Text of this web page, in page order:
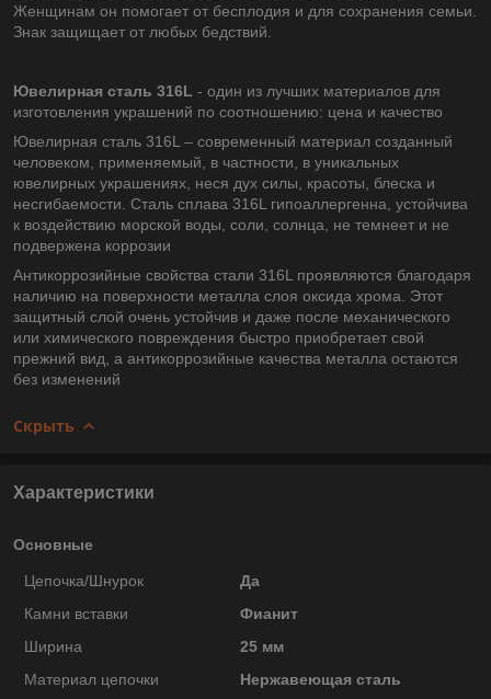
Женщинам он помогает от бесплодия и для сохранения семьи.
Знак защищает от любых бедствий.
Ювелирная сталь 316L - один из лучших материалов для
изготовления украшений по соотношению: цена и качество
Ювелирная сталь 316L – современный материал созданный
человеком, применяемый, в частности, в уникальных
ювелирных украшениях, неся дух силы, красоты, блеска и
несгибаемости. Сталь сплава 316L гипоаллергенна, устойчива
к воздействию морской воды, соли, солнца, не темнеет и не
подвержена коррозии
Антикоррозийные свойства стали 316L проявляются благодаря
наличию на поверхности металла слоя оксида хрома. Этот
защитный слой очень устойчив и даже после механического
или химического повреждения быстро приобретает свой
прежний вид, а антикоррозийные качества металла остаются
без изменений
Скрыть
Характеристики
Основные
Цепочка/Шнурок
Да
Камни вставки
Фианит
Ширина
25 мм
Материал цепочки
Нержавеющая сталь